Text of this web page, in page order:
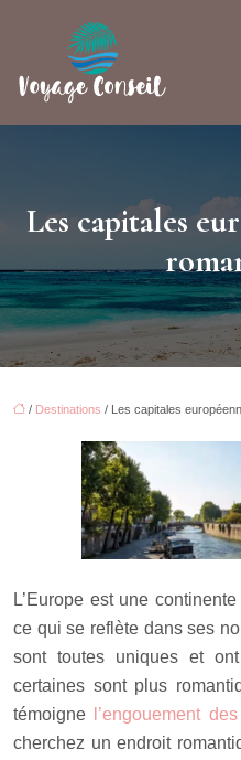
Les capitales
/ Destinations / Les capitales
L’Europe est une
ce qui se reflète dans ses
sont toutes uniques et
certaines sont plus
témoigne
l’engouement
cherchez un endroit